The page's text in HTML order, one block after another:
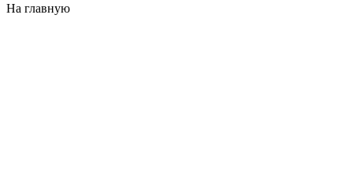
На главную